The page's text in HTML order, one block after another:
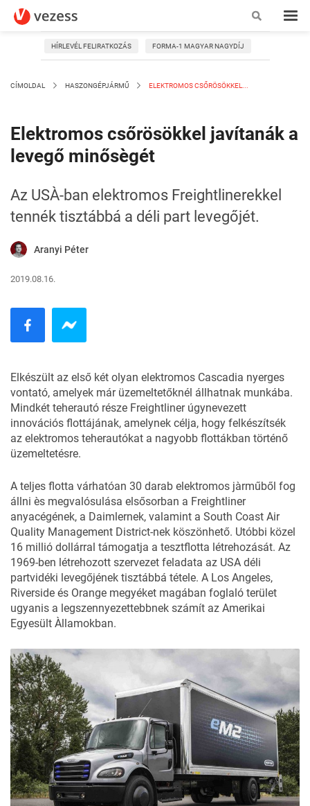
HÍRLEVÉL FELIRATKOZÁS FORMA-1 MAGYAR NAGYDÍJ
CÍMOLDAL HASZONGÉPJÁRMŰ ELEKTROMOS CSŐRÖSÖKKEL...
Elektromos csőrösökkel javítanák a
levegő minősègét
Az USÀ-ban elektromos Freightlinerekkel
tennék tisztábbá a déli part levegőjét.
Aranyi Péter
2019.08.16.
Elkészült az első két olyan elektromos Cascadia nyerges
vontató, amelyek már üzemeltetőknél állhatnak munkába.
Mindkét teherautó része Freightliner úgynevezett
innovációs flottájának, amelynek célja, hogy felkészítsék
az elektromos teherautókat a nagyobb flottákban történő
üzemeltetésre.
A teljes flotta várhatóan 30 darab elektromos jàrműből fog
állni ès megvalósulása elsősorban a Freightliner
anyacégének, a Daimlernek, valamint a South Coast Air
Quality Management District-nek köszönhető. Utóbbi közel
16 millió dollárral támogatja a tesztflotta létrehozását. Az
1969-ben létrehozott szervezet feladata az USA déli
partvidéki levegőjének tisztábbá tétele. A Los Angeles,
Riverside és Orange megyéket magában foglaló terület
ugyanis a legszennyezettebbnek számít az Amerikai
Egyesült Àllamokban.